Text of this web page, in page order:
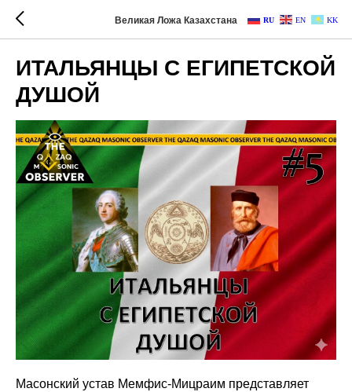
RU EN KK
Великая Ложа Казахстана
ИТАЛЬЯНЦЫ С ЕГИПЕТСКОЙ
ДУШОЙ
Масонский устав Мемфис-Мицраим представляет